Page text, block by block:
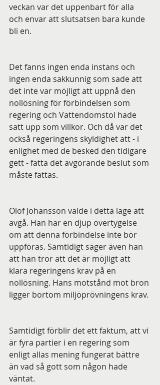
veckan var det uppenbart för alla
och envar att slutsatsen bara kunde
bli en.
Det fanns ingen enda instans och
ingen enda sakkunnig som sade att
det inte var möjligt att uppnå den
nollösning för förbindelsen som
regering och Vattendomstol hade
satt upp som villkor. Och då var det
också regeringens skyldighet att - i
enlighet med de besked den tidigare
gett - fatta det avgörande beslut som
måste fattas.
Olof Johansson valde i detta läge att
avgå. Han har en djup övertygelse
om att denna förbindelse inte bör
uppföras. Samtidigt säger även han
att han tror att det är möjligt att
klara regeringens krav på en
nollösning. Hans motstånd mot bron
ligger bortom miljöprövningens krav.
Samtidigt förblir det ett faktum, att vi
är fyra partier i en regering som
enligt allas mening fungerat bättre
än vad så gott som någon hade
väntat.